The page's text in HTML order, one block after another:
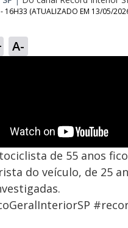
16H33 (ATUALIZADO EM 13/05/
A-
de 55 anos
do veículo, de 25